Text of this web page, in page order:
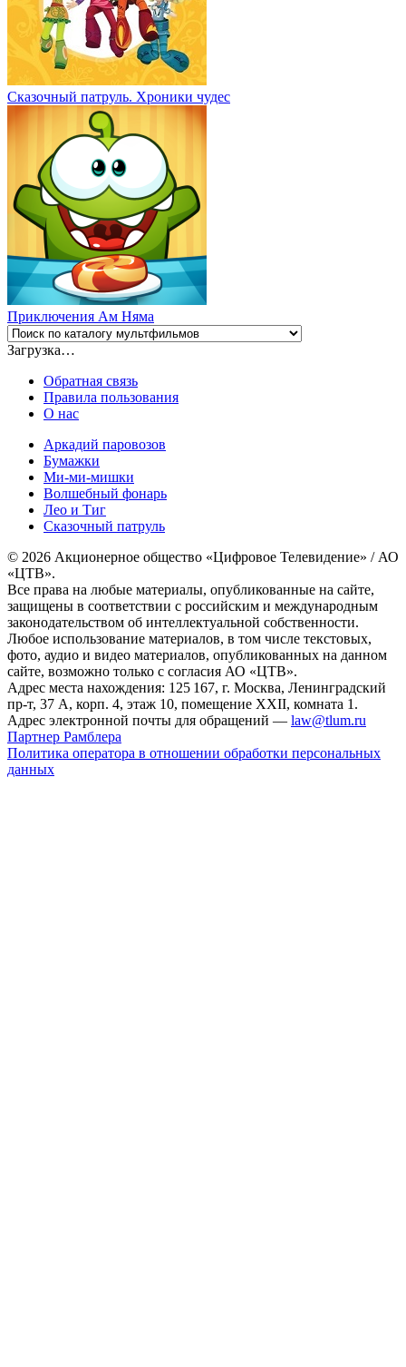
Сказочный патруль. Хроники чудес
Приключения Ам Няма
Загрузка…
Обратная связь
Правила пользования
О нас
Аркадий паровозов
Бумажки
Ми-ми-мишки
Волшебный фонарь
Лео и Тиг
Сказочный патруль
© 2026 Акционерное общество «Цифровое Телевидение» / АО
«ЦТВ».
Все права на любые материалы, опубликованные на сайте,
защищены в соответствии с российским и международным
законодательством об интеллектуальной собственности.
Любое использование материалов, в том числе текстовых,
фото, аудио и видео материалов, опубликованных на данном
сайте, возможно только с согласия АО «ЦТВ».
Адрес места нахождения: 125 167, г. Москва, Ленинградский
пр-т, 37 А, корп. 4, этаж 10, помещение XXII, комната 1.
Адрес электронной почты для обращений — law@tlum.ru
Партнер Рамблера
Политика оператора в отношении обработки персональных
данных